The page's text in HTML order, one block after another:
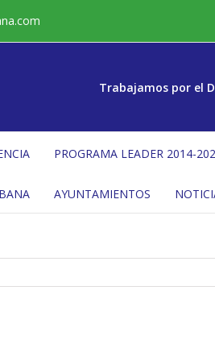
Trabajamos por el
PROGRAMA LEADER 2014-
AYUNTAMIENTOS